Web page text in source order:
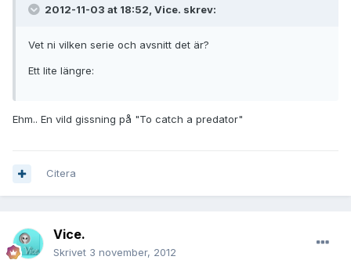
2012-11-03 at 18:52, Vice. skrev:
Vet ni vilken serie och avsnitt det är?
Ett lite längre:
Ehm.. En vild gissning på "To catch a predator"
Citera
Vice.
Skrivet 3 november, 2012